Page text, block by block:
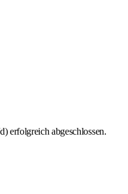
erfolgreich abgeschlossen.